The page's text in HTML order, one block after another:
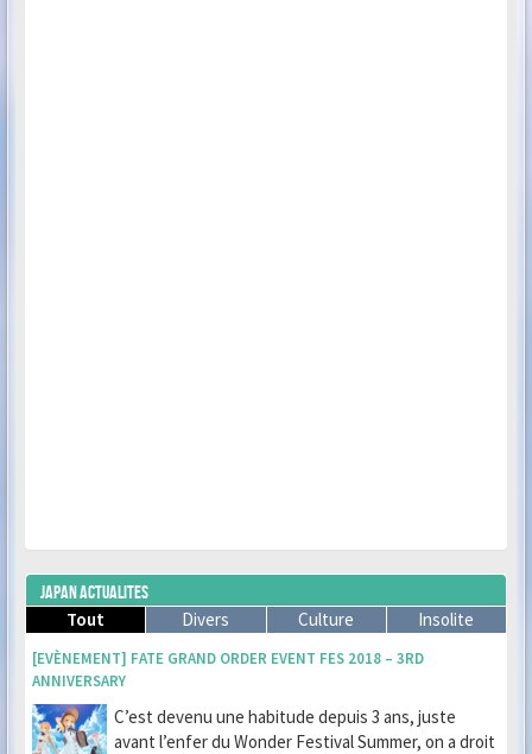
JAPAN ACTUALITES
Tout
Divers Culture Insolite
[EVÈNEMENT] FATE GRAND ORDER EVENT FES 2018 – 3RD
ANNIVERSARY
C’est devenu une habitude depuis 3 ans, juste
avant l’enfer du Wonder Festival Summer, on a droit